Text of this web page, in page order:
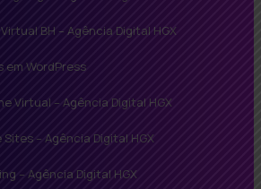
BH – Agência Digital HGX
em WordPress
Virtual – Agência Digital HGX
– Agência Digital HGX
– Agência Digital HGX